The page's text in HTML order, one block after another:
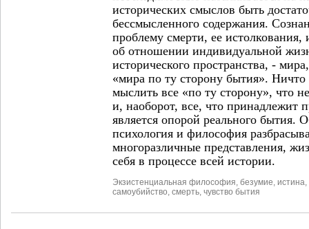
исторических смыслов быть
бессмысленного содержания.
проблему смерти, ее
об отношении индивидуальной
исторического пространства, -
«мира по ту сторону бытия».
мыслить все «по ту сторону», что
и, наоборот, все, что принадлежит
является опорой реального бытия.
психология и философия
многоразличные представления,
себя в процессе всей истории.
Экзистенциальная философия безумие истина
самоубийство смерть чувство бытия